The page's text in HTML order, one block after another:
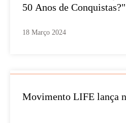
50 Anos de Conquistas?"
18 Março 2024
Movimento LIFE lança